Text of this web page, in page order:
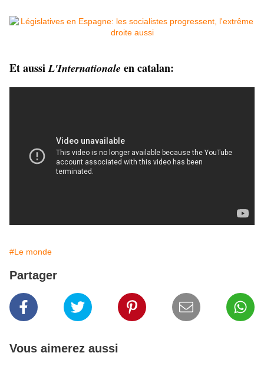
Et aussiL'Internationale en catalan:
#Le monde
Partager
Vous aimerez aussi